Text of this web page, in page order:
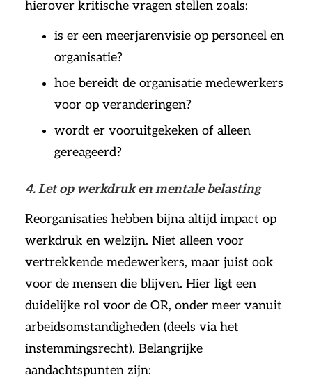
hierover kritische vragen stellen zoals:
is er een meerjarenvisie op personeel en
organisatie?
hoe bereidt de organisatie medewerkers
voor op veranderingen?
wordt er vooruitgekeken of alleen
gereageerd?
4. Let op werkdruk en mentale belasting
Reorganisaties hebben bijna altijd impact op
werkdruk en welzijn. Niet alleen voor
vertrekkende medewerkers, maar juist ook
voor de mensen die blijven. Hier ligt een
duidelijke rol voor de OR, onder meer vanuit
arbeidsomstandigheden (deels via het
instemmingsrecht). Belangrijke
aandachtspunten zijn: